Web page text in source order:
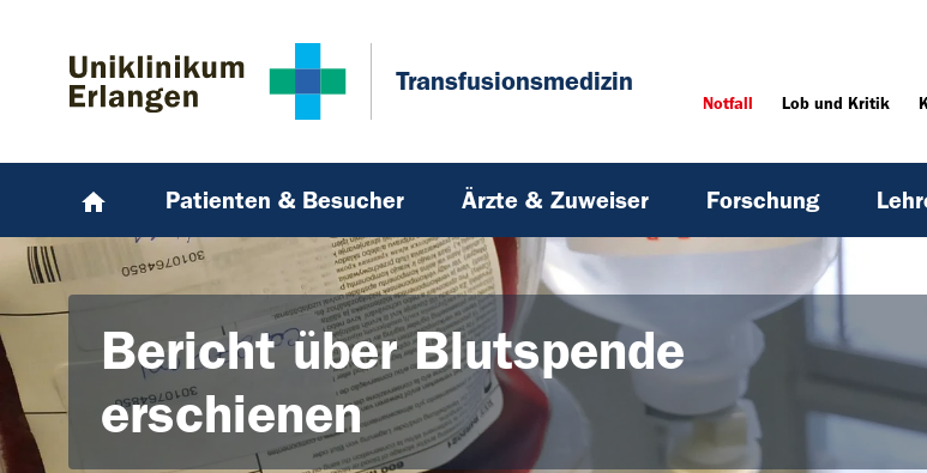
Transfusionsmedizin
Notfall Lob und Kritik
Patienten & Besucher Ärzte & Zuweiser Forschung
Bericht über Blutspende
erschienen